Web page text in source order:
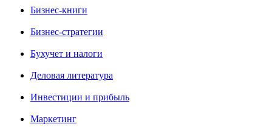
Бизнес-книги
Бизнес-стратегии
Бухучет и налоги
Деловая литература
Инвестиции и прибыль
Маркетинг